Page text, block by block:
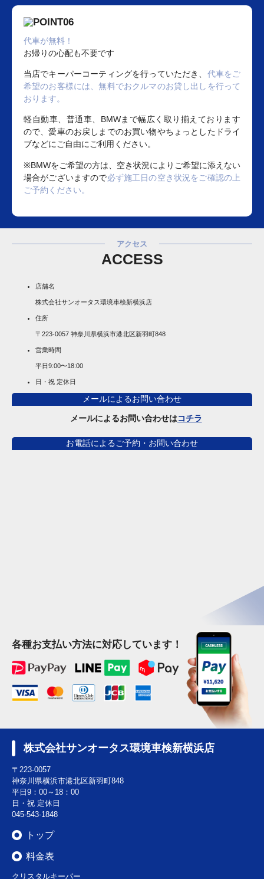
代車が無料！
お帰りの心配も不要です
当店でキーパーコーティングを行っていただき、 代車をご
希望のお客様には、無料でおクルマのお貸し出しを行って
おります。
軽自動車、普通車、BMWまで幅広く取り揃えております
ので、愛車のお戻しまでのお買い物やちょっとしたドライ
ブなどにご自由にご利用ください。
※BMWをご希望の方は、空き状況によりご希望に添えない
場合がございますので必ず施工日の空き状況をご確認の上
ご予約ください。
アクセス
ACCESS
店舗名
株式会社サンオータス環境車検新横浜店
住所
〒223-0057 神奈川県横浜市港北区新羽町848
営業時間
平日9:00〜18:00
日・祝 定休日
メールによるお問い合わせ
メールによるお問い合わせはコチラ
お電話によるご予約・お問い合わせ
各種お支払い方法に対応しています！
株式会社サンオータス環境車検新横浜店
〒223-0057
神奈川県横浜市港北区新羽町848
平日9：00～18：00
日・祝 定休日
045-543-1848
トップ
料金表
クリスタルキーパー